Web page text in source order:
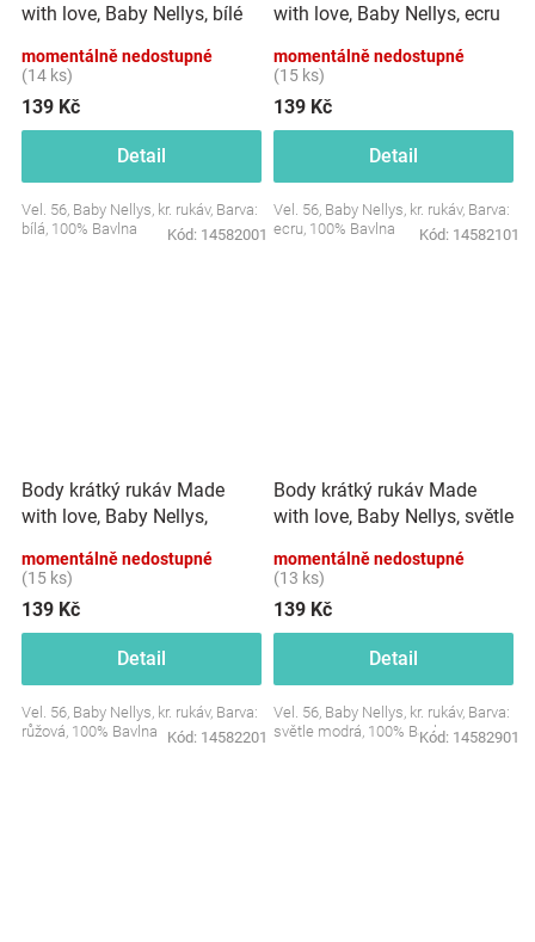
with love, Baby Nellys, bílé
momentálně nedostupné
(14 ks)
139 Kč
Detail
Vel. 56, Baby Nellys, kr. rukáv, Barva:
bílá, 100% Bavlna
Kód: 14582001
with love, Baby Nellys, ecru
momentálně nedostupné
(15 ks)
139 Kč
Detail
Vel. 56, Baby Nellys, kr. rukáv, Barva:
ecru, 100% Bavlna
Kód: 14582101
Body krátký rukáv Made
with love, Baby Nellys,
momentálně nedostupné
(15 ks)
139 Kč
Detail
Vel. 56, Baby Nellys, kr. rukáv, Barva:
růžová, 100% Bavlna
Kód: 14582201
Body krátký rukáv Made
with love, Baby Nellys, světle
momentálně nedostupné
(13 ks)
139 Kč
Detail
Vel. 56, Baby Nellys, kr. rukáv, Barva:
světle modrá, 100% Bavlna
Kód: 14582901